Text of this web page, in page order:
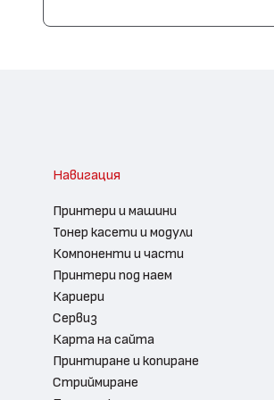
Навигация
Принтери и машини
Тонер касети и модули
Компоненти и части
Принтери под наем
Кариери
Сервиз
Карта на сайта
Принтиране и копиране
Стриймиране